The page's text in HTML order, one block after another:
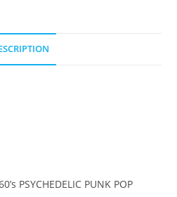
PSYCHEDELIC PUNK POP